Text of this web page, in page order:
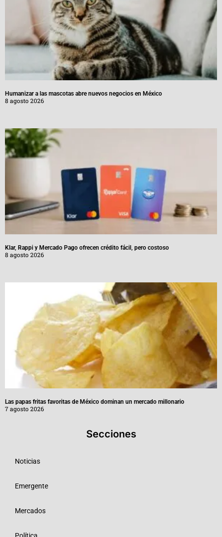
Humanizar a las mascotas abre nuevos negocios en México
8 agosto 2026
Klar, Rappi y Mercado Pago ofrecen crédito fácil, pero costoso
8 agosto 2026
Las papas fritas favoritas de México dominan un mercado millonario
7 agosto 2026
Secciones
Noticias
Emergente
Mercados
Política